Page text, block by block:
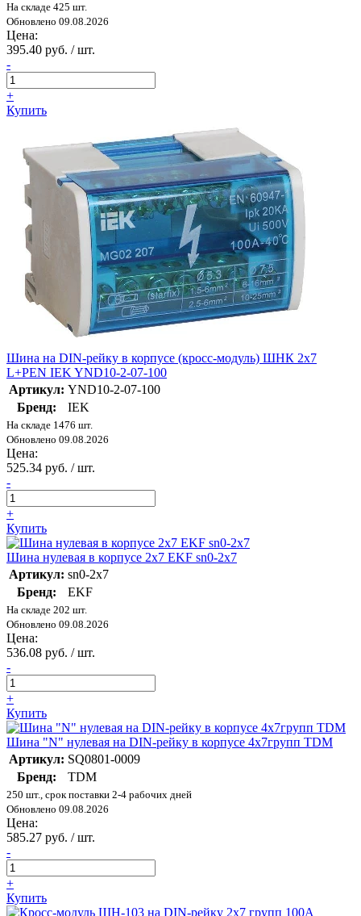
На складе 425 шт.
Обновлено 09.08.2026
Цена:
395.40 руб. / шт.
-
+
Купить
Шина на DIN-рейку в корпусе (кросс-модуль) ШНК 2х7
L+PEN IEK YND10-2-07-100
Артикул: YND10-2-07-100
Бренд:
IEK
На складе 1476 шт.
Обновлено 09.08.2026
Цена:
525.34 руб. / шт.
-
+
Купить
Шина нулевая в корпусе 2х7 EKF sn0-2x7
Артикул: sn0-2x7
Бренд:
EKF
На складе 202 шт.
Обновлено 09.08.2026
Цена:
536.08 руб. / шт.
-
+
Купить
Шина "N" нулевая на DIN-рейку в корпусе 4х7групп TDM
Артикул: SQ0801-0009
Бренд:
TDM
250 шт., срок поставки 2-4 рабочих дней
Обновлено 09.08.2026
Цена:
585.27 руб. / шт.
-
+
Купить